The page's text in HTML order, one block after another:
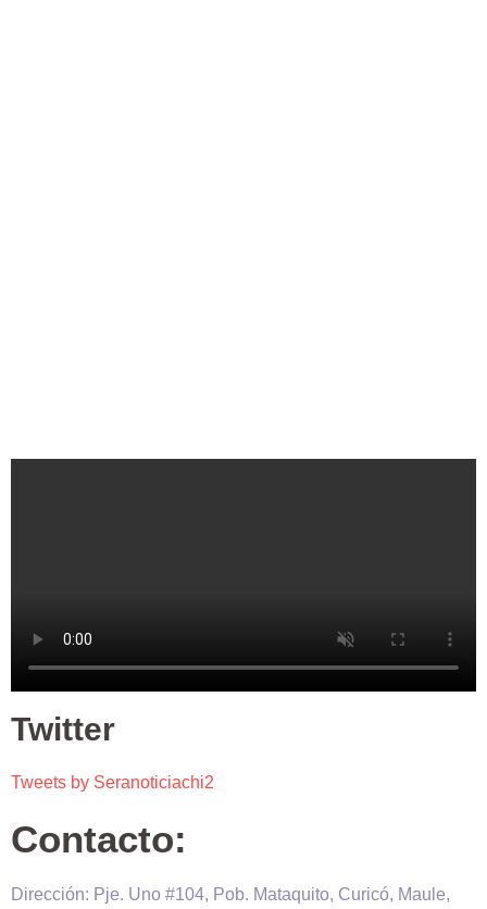
Twitter
Tweets by Seranoticiachi2
Contacto:
Dirección: Pje. Uno #104, Pob. Mataquito, Curicó, Maule,